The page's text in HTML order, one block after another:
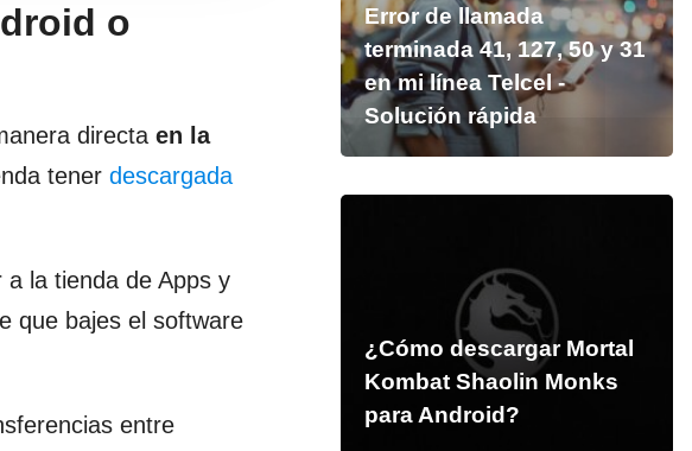
o
directa en la
tener descargada
la tienda de Apps y
que bajes el software
entre
Error de llamada
terminada 41, 127, 50 y 31
en mi línea Telcel -
Solución rápida
¿Cómo descargar Mortal
Kombat Shaolin Monks
para Android?